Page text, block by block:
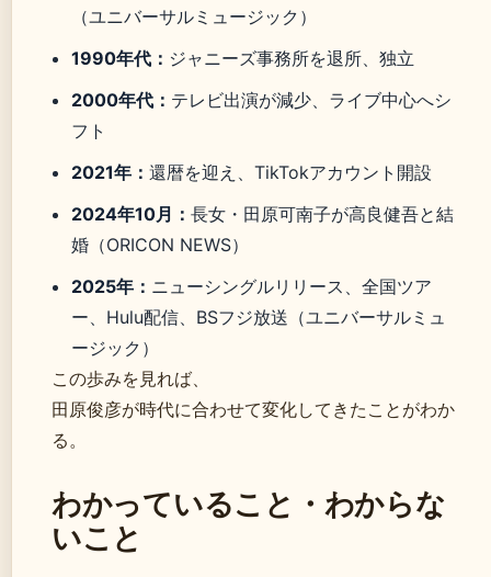
（ユニバーサルミュージック）
1990年代： ジャニーズ事務所を退所、独立
2000年代： テレビ出演が減少、ライブ中心へシ
フト
2021年：還暦を迎え、TikTokアカウント開設
2024年10月：長女・田原可南子が高良健吾と結
婚（ORICON NEWS）
2025年： ニューシングルリリース、全国ツア
ー、Hulu配信、BSフジ放送（ユニバーサルミュ
ージック）
この歩みを見れば、
田原俊彦が時代に合わせて変化してきたことがわか
る。
わかっていること・わからな
いこと